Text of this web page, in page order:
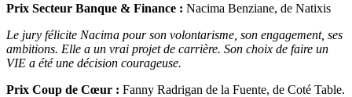
Prix Secteur Banque & Finance : Nacima Benziane, de Natixis
Le jury félicite Nacima pour son volontarisme, son engagement, ses
ambitions. Elle a un vrai projet de carrière. Son choix de faire un
VIE a été une décision courageuse.
Prix Coup de Cœur : Fanny Radrigan de la Fuente, de Coté Table.